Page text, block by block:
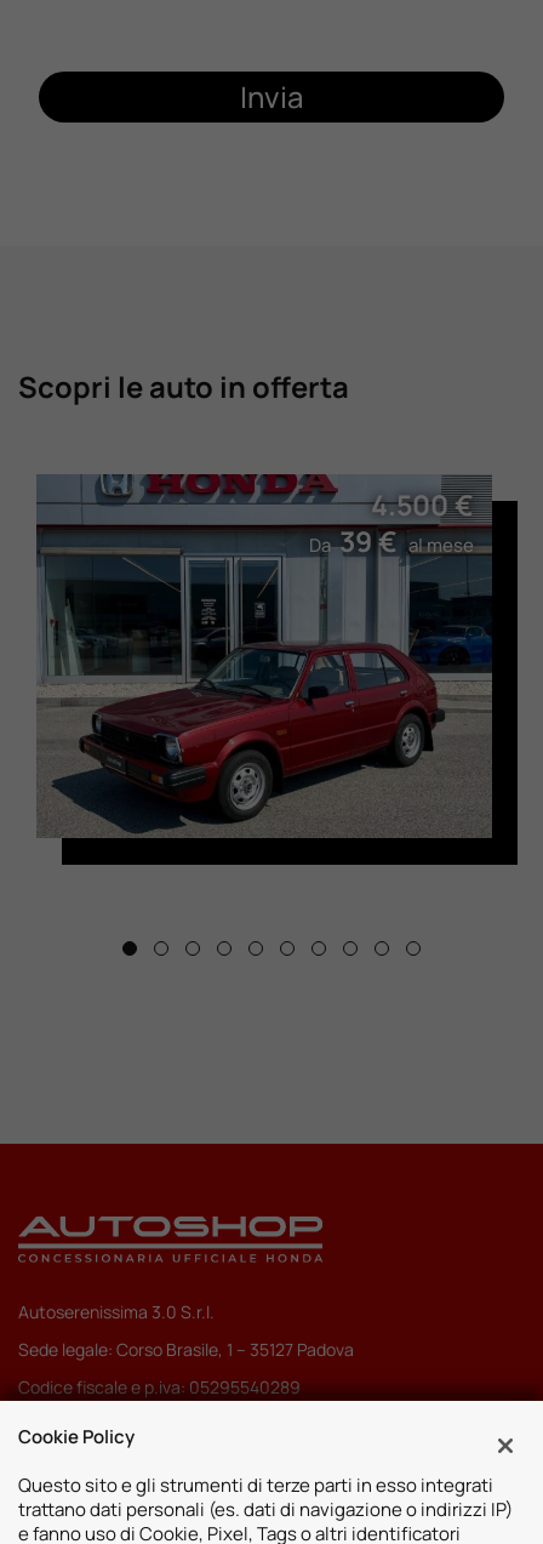
Invia
Scopri le auto in offerta
4.500 €
Da39 €al mese
Autoserenissima 3.0 S.r.l.
Sede legale: Corso Brasile, 1 – 35127 Padova
Codice fiscale e p.iva: 05295540289
Pec:autoserenissima3.0srl@legalmail.it
Cookie Policy
Questo sito e gli strumenti di terze parti in esso integrati
trattano dati personali (es. dati di navigazione o indirizzi IP)
e fanno uso di Cookie, Pixel, Tags o altri identificatori